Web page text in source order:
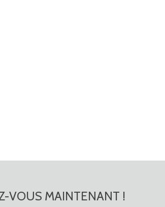
VOUS MAINTENANT !